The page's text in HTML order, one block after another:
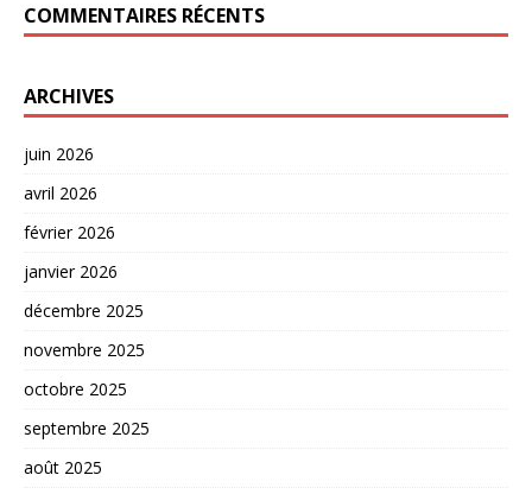
COMMENTAIRES RÉCENTS
ARCHIVES
juin 2026
avril 2026
février 2026
janvier 2026
décembre 2025
novembre 2025
octobre 2025
septembre 2025
août 2025